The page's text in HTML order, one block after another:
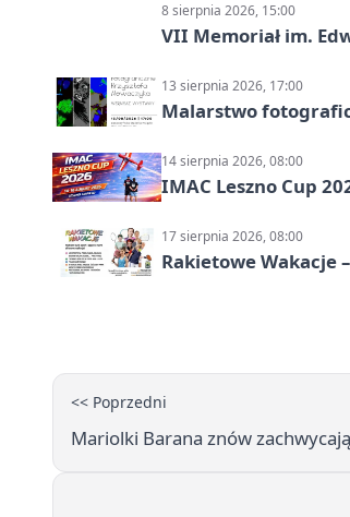
8 sierpnia 2026, 15:00
VII Memoriał im.
13 sierpnia 2026, 17:00
Malarstwo
14 sierpnia 2026, 08:00
IMAC Leszno Cup
17 sierpnia 2026, 08:00
Rakietowe Wakacje
<< Poprzedni
Mariolki Barana znów